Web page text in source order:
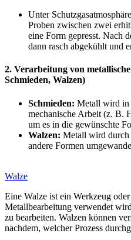
Unter
Proben zwischen zwei
eine Form gepresst. Nach
dann rasch abgekühlt und
2. Verarbeitung von
Schmieden, Walzen)
Schmieden: Metall wird in
mechanische Arbeit (z. B.
um es in die gewünschte
Walzen: Metall wird durch
andere Formen
Walze
Eine Walze ist ein Werkzeug
Metallbearbeitung verwendet
zu bearbeiten. Walzen können
nachdem, welcher Prozess